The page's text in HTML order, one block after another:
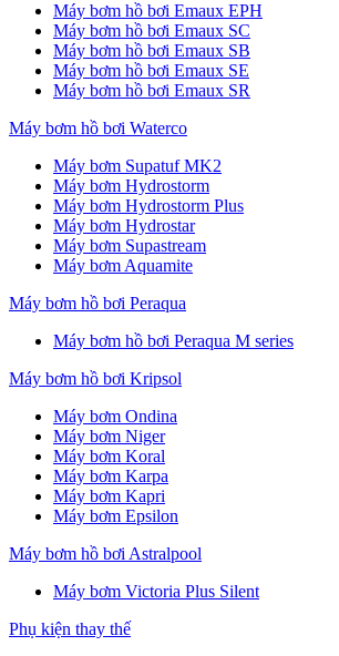
Máy bơm hồ bơi Emaux EPH
Máy bơm hồ bơi Emaux SC
Máy bơm hồ bơi Emaux SB
Máy bơm hồ bơi Emaux SE
Máy bơm hồ bơi Emaux SR
Máy bơm hồ bơi Waterco
Máy bơm Supatuf MK2
Máy bơm Hydrostorm
Máy bơm Hydrostorm Plus
Máy bơm Hydrostar
Máy bơm Supastream
Máy bơm Aquamite
Máy bơm hồ bơi Peraqua
Máy bơm hồ bơi Peraqua M series
Máy bơm hồ bơi Kripsol
Máy bơm Ondina
Máy bơm Niger
Máy bơm Koral
Máy bơm Karpa
Máy bơm Kapri
Máy bơm Epsilon
Máy bơm hồ bơi Astralpool
Máy bơm Victoria Plus Silent
Phụ kiện thay thế